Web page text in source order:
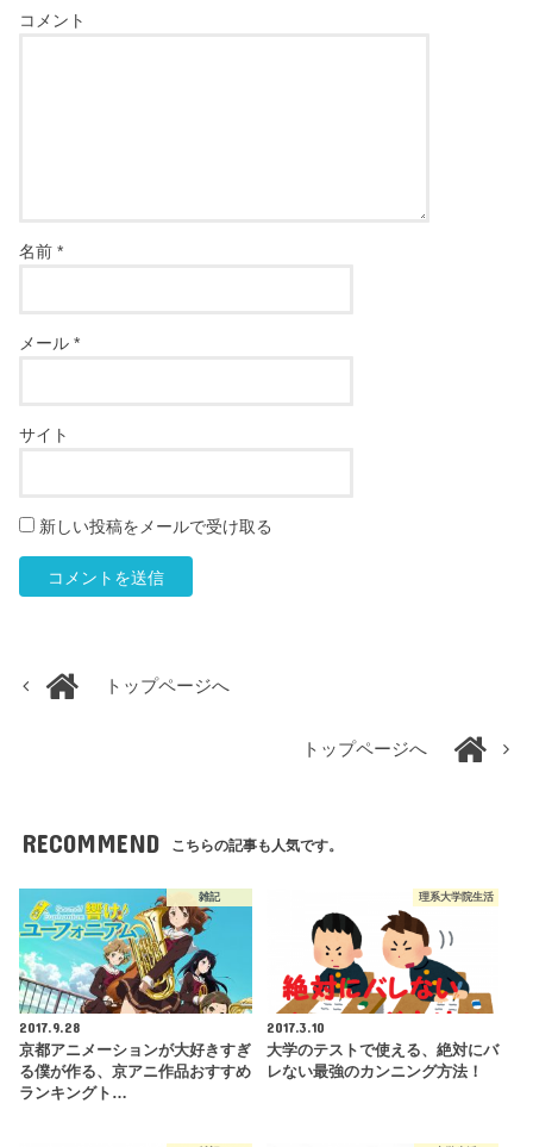
コメント
名前*
メール*
サイト
新しい投稿をメールで受け取る
トップページへ
トップページへ
RECOMMEND こちらの記事も人気です。
雑記
2017.9.28
京都アニメーションが大好きすぎ
る僕が作る、京アニ作品おすすめ
ランキングト…
理系大学院生活
2017.3.10
大学のテストで使える、絶対にバ
レない最強のカンニング方法！